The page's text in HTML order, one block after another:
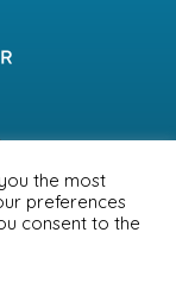
LÉGALES
the most
preferences
consent to the